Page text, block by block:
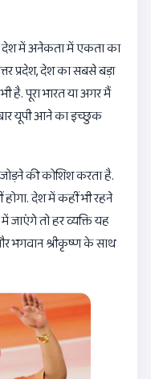
देश में अनेकता में एकता का
प्रदेश, देश का सबसे बड़ा
है. पूरा भारत या अगर मैं
यूपी आने का इच्छुक
की कोशिश करता है.
होगा. देश में कहीं भी रहने
तो हर व्यक्ति यह
भगवान श्रीकृष्ण के साथ